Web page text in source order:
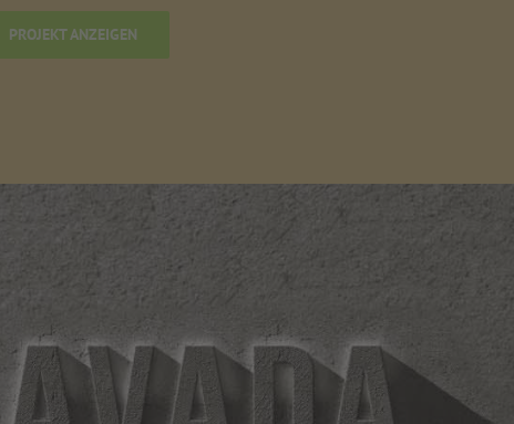
PROJEKT ANZEIGEN